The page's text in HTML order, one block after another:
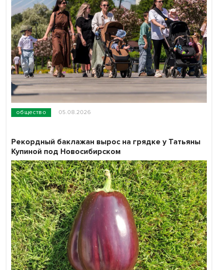
общество 05.08.2026
Рекордный баклажан вырос на грядке у Татьяны
Купиной под Новосибирском